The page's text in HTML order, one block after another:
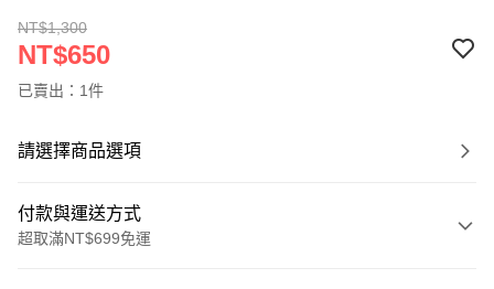
NT$1,300
NT$650
已賣出：1件
請選擇商品選項
付款與運送方式
超取滿NT$699免運